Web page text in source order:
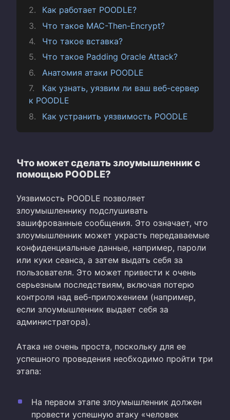
Как работает POODLE?
Что такое MAC-Then-Encrypt?
Что такое вставка?
Что такое Padding Oracle Attack?
Анатомия атаки POODLE
Как узнать, уязвим ли ваш веб-сервер
к POODLE
Как устранить уязвимость POODLE
Что может сделать злоумышленник с
помощью POODLE?
Уязвимость POODLE позволяет
злоумышленнику подслушивать
зашифрованные сообщения. Это означает, что
злоумышленник может украсть передаваемые
конфиденциальные данные, например, пароли
или куки сеанса, а затем выдать себя за
пользователя. Это может привести к очень
серьезным последствиям, включая потерю
контроля над веб-приложением (например,
если злоумышленник выдает себя за
администратора).
Атака не очень проста, поскольку для ее
успешного проведения необходимо пройти три
этапа:
На первом этапе злоумышленник должен
провести успешную атаку «человек